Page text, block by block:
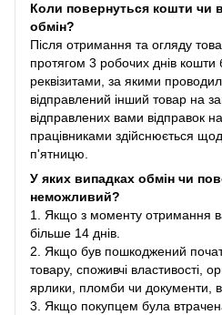
Коли повернуться кошти чи
обмін?
Після отримання та огляду
протягом 3 робочих днів кошти
реквізитами, за якими
відправлений інший товар на
відправлених вами відправок
працівниками здійснюється
п'ятницю.
У яких випадках обмін чи
неможливий?
1. Якщо з моменту отримання
більше 14 днів.
2. Якщо був пошкоджений
товару, споживчі властивості,
ярлики, пломби чи документи,
3. Якщо покупцем була